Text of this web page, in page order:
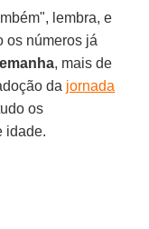
lembra, e
os números já
, mais de
da jornada
os
idade.